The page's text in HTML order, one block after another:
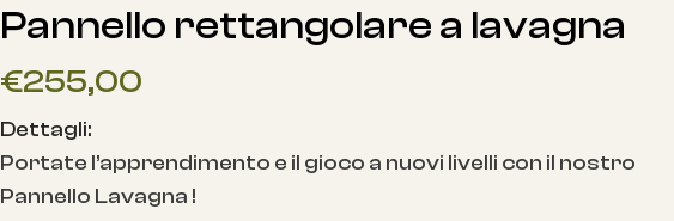
Pannello rettangolare a lavagna
€255,00
Dettagli:
Portate l’apprendimento e il gioco a nuovi livelli con il nostro
Pannello Lavagna !